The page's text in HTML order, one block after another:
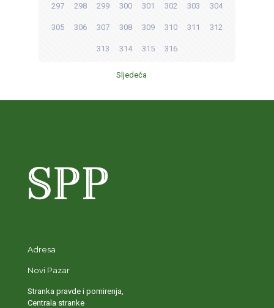
297 298 299 300 301 302 303 304
305 306 307 308 309 310 311 312
313 314 315 316
Sljedeća
Adresa
Novi Pazar
Stranka pravde i pomirenja,
Centrala stranke